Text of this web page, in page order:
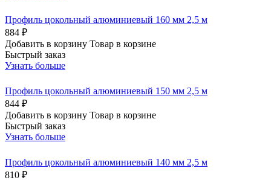
Профиль цокольный алюминиевый 160 мм 2,5 м
884 ₽
Добавить в корзину Товар в корзине
Быстрый заказ
Узнать больше
Профиль цокольный алюминиевый 150 мм 2,5 м
844 ₽
Добавить в корзину Товар в корзине
Быстрый заказ
Узнать больше
Профиль цокольный алюминиевый 140 мм 2,5 м
810 ₽